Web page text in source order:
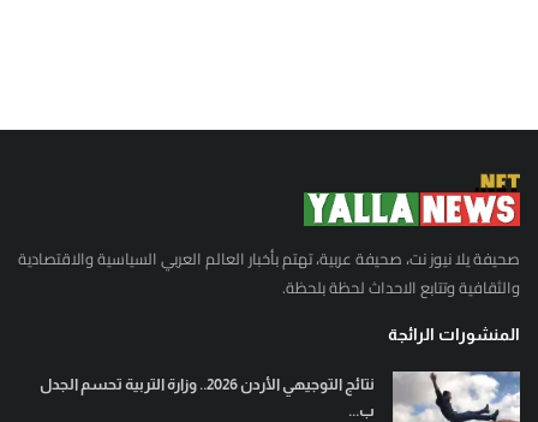
صحيفة يلا نيوز نت، صحيفة عربية، تهتم بأخبار العالم العربي السياسية والاقتصادية
والثقافية وتتابع الاحداث لحظة بلحظة.
المنشورات الرائجة
نتائج التوجيهي الأردن 2026.. وزارة التربية تحسم الجدل
ب...